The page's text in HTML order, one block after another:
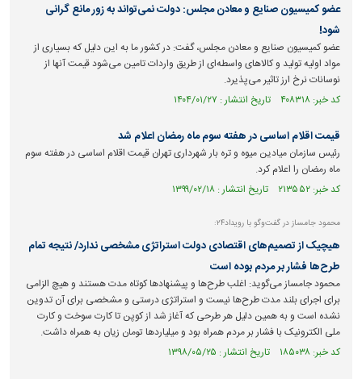
عضو کمیسیون صنایع و معادن مجلس: دولت نمی‌تواند به زور مانع گرانی
شود!
عضو کمیسیون صنایع و معادن مجلس، گفت: در کشور ما به این دلیل که بسیاری از
مواد اولیه تولید و کالا‌های واسطه‌ای از طریق واردات تامین می‌شود قیمت آنها از
نوسانات نرخ ارز تاثیر می‌پذیرد.
کد خبر: ۴۰۸۳۱۸ تاریخ انتشار : ۱۴۰۴/۰۱/۲۷
قیمت اقلام اساسی در هفته سوم ماه رمضان اعلام شد
رئیس سازمان میادین میوه و تره بار شهرداری تهران قیمت اقلام اساسی در هفته سوم
ماه رمضان را اعلام کرد.
کد خبر: ۲۱۳۵۵۲ تاریخ انتشار : ۱۳۹۹/۰۲/۱۸
محمود جامساز در گفت‌وگو با رویداد۲۴:
هیچیک از تصمیم‌های اقتصادی دولت استراتژی مشخصی ندارد/ نتیجه تمام
طرح‌ها فشار بر مردم بوده است
محمود جامساز می‌گوید: اغلب طرح‌ها و پیشنهادها کوتاه مدت هستند و هیچ الزامی
برای اجرای بلند مدت طرح‌ها نیست و استراتژی درستی و مشخصی برای آن تدوین
نشده است و به همین دلیل هر طرحی که آغاز شد از کوپن تا کارت سوخت و کارت
ملی الکترونیک با فشار بر مردم همراه بود و میلیارد‌ها تومان زیان به همراه داشت.
کد خبر: ۱۸۵۰۳۸ تاریخ انتشار : ۱۳۹۸/۰۵/۲۵